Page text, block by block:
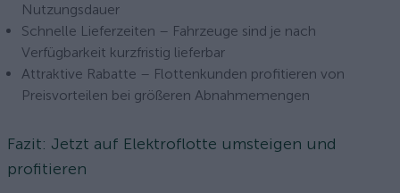
Nutzungsdauer
Schnelle Lieferzeiten – Fahrzeuge sind je nach
Verfügbarkeit kurzfristig lieferbar
Attraktive Rabatte – Flottenkunden profitieren von
Preisvorteilen bei größeren Abnahmemengen
Fazit: Jetzt auf Elektroflotte umsteigen und
profitieren